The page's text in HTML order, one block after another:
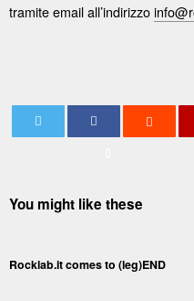
tramite email all’indirizzo
You might like these
Rocklab.it comes to (leg)END